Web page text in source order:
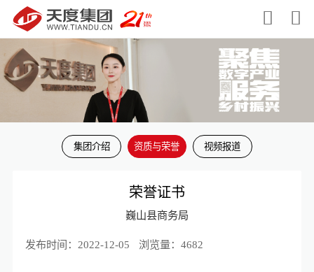


集团介绍 资质与荣誉 视频报道
荣誉证书
巍山县商务局
发布时间：2022-12-05 浏览量：4682